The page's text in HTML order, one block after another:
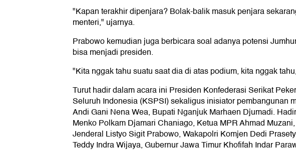
"Kapan terakhir dipenjara? Bolak-balik masuk penjara
menteri," ujarnya.
Prabowo kemudian juga berbicara soal adanya potensi
bisa menjadi presiden.
"Kita nggak tahu suatu saat dia di atas podium, kita nggak
Turut hadir dalam acara ini Presiden Konfederasi Serikat
Seluruh Indonesia (KSPSI) sekaligus inisiator pembangunan
Andi Gani Nena Wea, Bupati Nganjuk Marhaen Djumadi.
Menko Polkam Djamari Chaniago, Ketua MPR Ahmad
Jenderal Listyo Sigit Prabowo, Wakapolri Komjen Dedi
Teddy Indra Wijaya, Gubernur Jawa Timur Khofifah Indar